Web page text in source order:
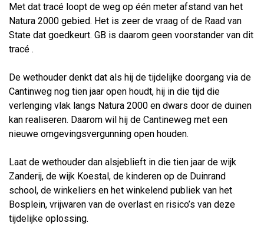
Met dat tracé loopt de weg op één meter afstand van het
Natura 2000 gebied. Het is zeer de vraag of de Raad van
State dat goedkeurt. GB is daarom geen voorstander van dit
tracé .
De wethouder denkt dat als hij de tijdelijke doorgang via de
Cantinweg nog tien jaar open houdt, hij in die tijd die
verlenging vlak langs Natura 2000 en dwars door de duinen
kan realiseren. Daarom wil hij de Cantineweg met een
nieuwe omgevingsvergunning open houden.
Laat de wethouder dan alsjeblieft in die tien jaar de wijk
Zanderij, de wijk Koestal, de kinderen op de Duinrand
school, de winkeliers en het winkelend publiek van het
Bosplein, vrijwaren van de overlast en risico’s van deze
tijdelijke oplossing.